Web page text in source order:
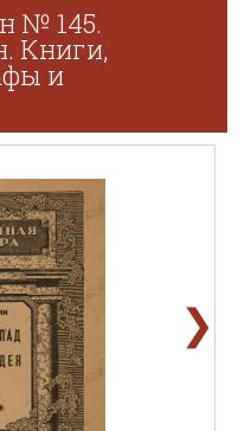
№ 145.
Книги,
и
❯